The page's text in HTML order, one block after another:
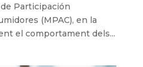
Participación
(MPAC), en la
el comportament dels...